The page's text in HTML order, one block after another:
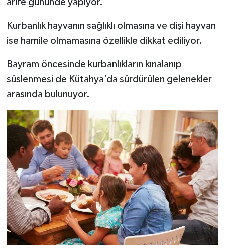
arife gününde yapıyor.
Kurbanlık hayvanın sağlıklı olmasına ve dişi hayvan
ise hamile olmamasına özellikle dikkat ediliyor.
Bayram öncesinde kurbanlıkların kınalanıp
süslenmesi de Kütahya’da sürdürülen gelenekler
arasında bulunuyor.